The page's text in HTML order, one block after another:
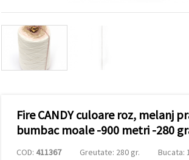
vizitele.
Puteți fi de
acord să
utilizați
toate
site!" Sau să
vă indicați
preferințele
selectând
Fire CANDY culoare roz, melanj
bumbac moale -900 metri -280
COD: 411367 Greutate: 280 gr.
Bucata: 1